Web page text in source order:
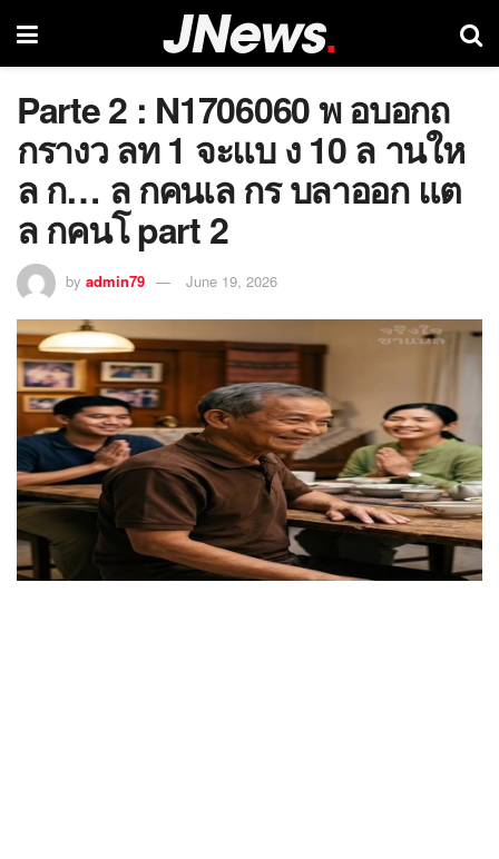
Parte 2 : N1706060 พ อบอกถ
กรางว ลท 1 จะแบ ง 10 ล านให
ล ก… ล กคนเล กร บลาออก แต
ล กคนโ part 2
by admin79 June 19, 2026